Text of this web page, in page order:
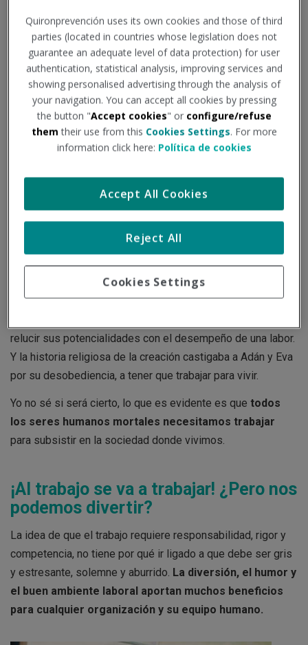
empresa.
Con la idea de demostrar quela productividad no es
incompatible con trabajar feliz y con diversión, en
Estados Unidos se empezó a celebrar el Día Internacional
de la Diversión en el Trabajo (Fun at Work Day) a mediados
de los 90 yEspaña se sumó a esta iniciativa en 2008
Empezando por la sentencia bíblica que encontramos en el
"Ganarás el pan con el sudor de tu frente"
pasando por la célebre frase de Karl Marx"El trabajo
, hasta la peliaguda afirmación de Oscar
Wilde"El trabajo es el refugio de los que no tienen nada
todos, pero siempre impregnado de negativismo.
relucir sus potencialidades con el desempeño de una labor.
Y la historia religiosa de la creación castigaba a Adán y Eva
por su desobediencia, a tener que trabajar para vivir.
Yo no sé si será cierto, lo que es evidente es que todos
los seres humanos mortales necesitamos trabajar
para subsistir en la sociedad donde vivimos.
¡Al trabajo se va a trabajar! ¿Pero nos
podemos divertir?
La idea de que el trabajo requiere responsabilidad, rigor y
competencia, no tiene por qué ir ligado a que debe ser gris
y estresante, solemne y aburrido. La diversión, el humor y
el buen ambiente laboral aportan muchos beneficios
para cualquier organización y su equipo humano.
Quironprevención uses its own cookies and those of third
parties (located in countries whose legislation does not
guarantee an adequate level of data protection) for user
authentication, statistical analysis, improving services and
showing personalised advertising through the analysis of
your navigation. You can accept all cookies by pressing
the button "Accept cookies" or configure/refuse
them their use from this Cookies Settings. For more
information click here: Política de cookies
Cookies Settings
Reject All
Accept All Cookies